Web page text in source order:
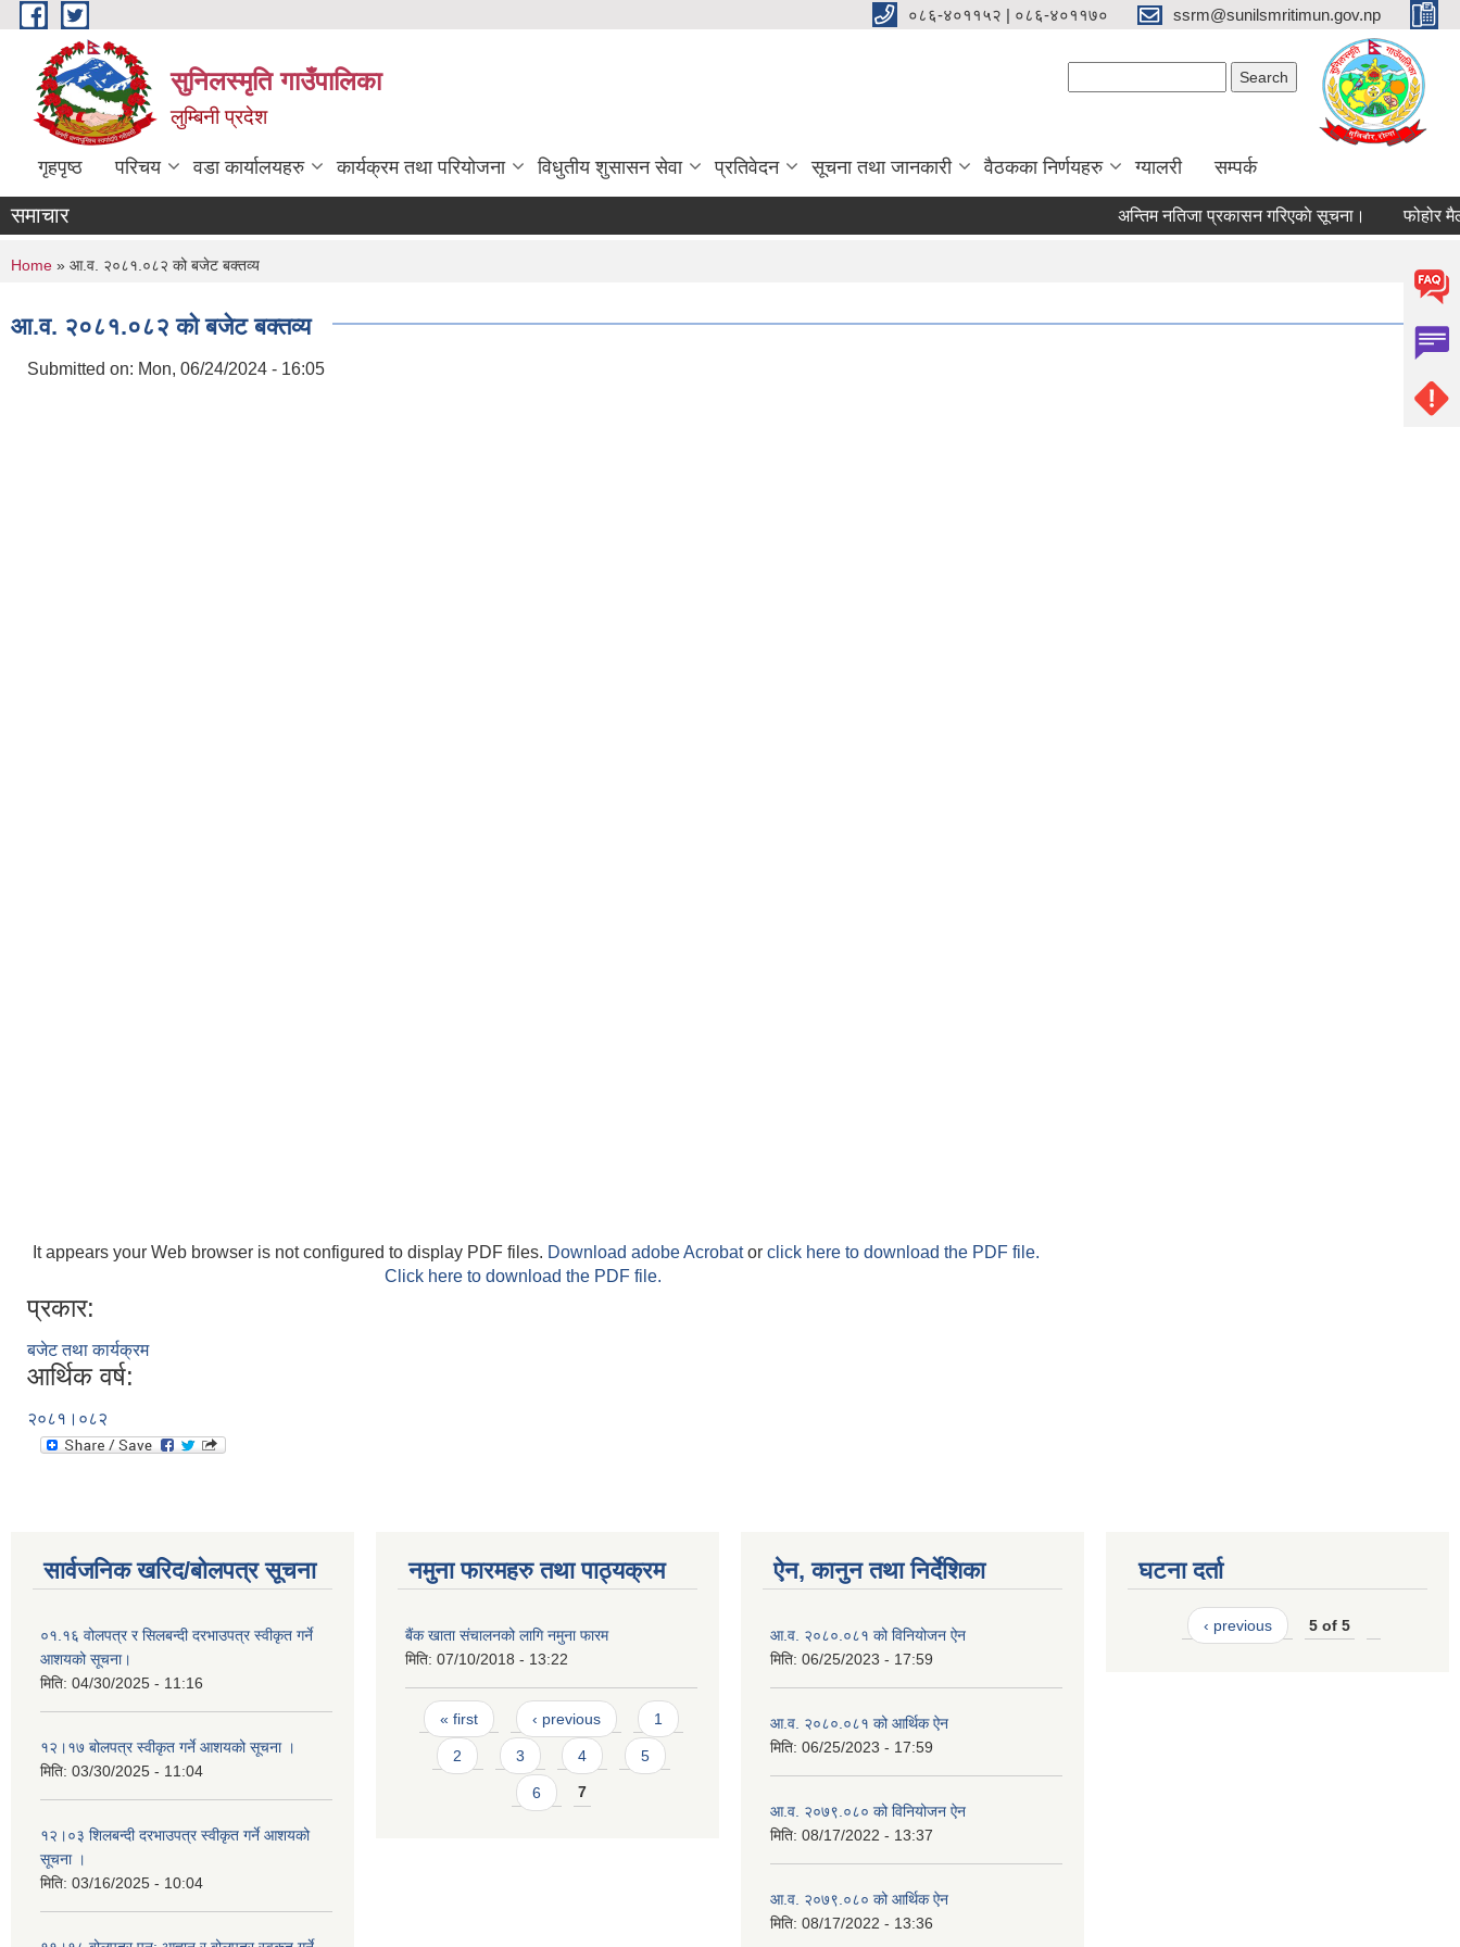
Skip to main content ०८६-४०११५२ | ०८६-४०११७० ssrm@sunilsmritimun.gov.np
सुनिलस्मृति गाउँपालिका
लुम्बिनी प्रदेश
गृहपृष्ठ परिचय वडा कार्यालयहरु कार्यक्रम तथा परियोजना विधुतीय शुसासन सेवा प्रतिवेदन सूचना तथा जानकारी वैठकका निर्णयहरु ग्यालरी सम्पर्क
समाचार अन्तिम नतिजा प्रकासन गरिएकाे सूचना। फोहोर मैला
You are here
Home » आ.व. २०८१.०८२ को बजेट बक्तव्य
आ.व. २०८१.०८२ को बजेट बक्तव्य
Submitted on: Mon, 06/24/2024 - 16:05
It appears your Web browser is not configured to display PDF files. Download adobe Acrobator click here to download the PDF file.
Click here to download the PDF file.
प्रकार:
बजेट तथा कार्यक्रम
आर्थिक वर्ष:
२०८१।०८२
सार्वजनिक खरिद/बोलपत्र सूचना
०१.१६ वोलपत्र र सिलबन्दी दरभाउपत्र स्वीकृत गर्ने
आशयको सूचना।
मिति: 04/30/2025 - 11:16
१२।१७ बोलपत्र स्वीकृत गर्ने आशयको सूचना ।
मिति: 03/30/2025 - 11:04
१२।०३ शिलबन्दी दरभाउपत्र स्वीकृत गर्ने आशयको
सूचना ।
मिति: 03/16/2025 - 10:04
नमुना फारमहरु तथा पाठ्यक्रम
बैंक खाता संचालनको लागि नमुना फारम
मिति: 07/10/2018 - 13:22
Pages
« first ‹ previous 1
2 3 4 5
6 7
ऐन, कानुन तथा निर्देशिका
आ.व. २०८०.०८१ को विनियोजन ऐन
मिति: 06/25/2023 - 17:59
आ.व. २०८०.०८१ को आर्थिक ऐन
मिति: 06/25/2023 - 17:59
आ.व. २०७९.०८० को विनियोजन ऐन
मिति: 08/17/2022 - 13:37
आ.व. २०७९.०८० को आर्थिक ऐन
मिति: 08/17/2022 - 13:36
घटना दर्ता
‹ previous 5 of 5